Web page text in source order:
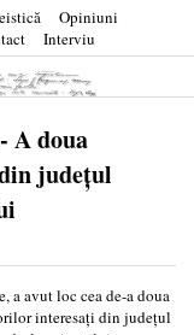
Opiniuni
Interviu
A doua
județul
a avut loc cea de-a doua
interesați din județul